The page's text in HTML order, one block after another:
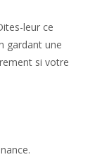
leur ce
gardant une
si votre